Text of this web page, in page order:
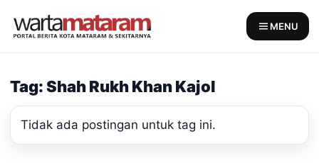
MENU
Tag: Shah Rukh Khan Kajol
Tidak ada postingan untuk tag ini.